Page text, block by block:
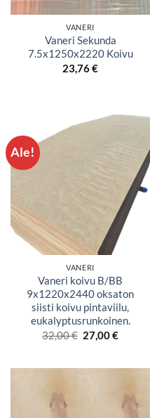
VANERI
Vaneri Sekunda
7.5x1250x2220 Koivu
23,76€
Ale!
VANERI
Vaneri koivu B/BB
9x1220x2440 oksaton
siisti koivu pintaviilu,
eukalyptusrunkoinen.
32,00€ Alkuperäinen
hinta
27,00€Nykyinen